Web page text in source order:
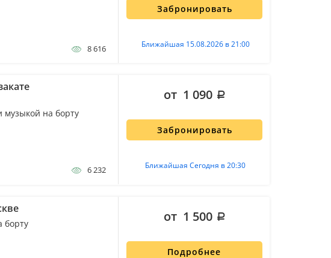
8 616
Забронировать
Ближайшая 15.08.2026 в 21:00
музыкой на борту
6 232
Забронировать
Ближайшая Сегодня в 20:30
от 1 090
борту
Подробнее
от 1 500